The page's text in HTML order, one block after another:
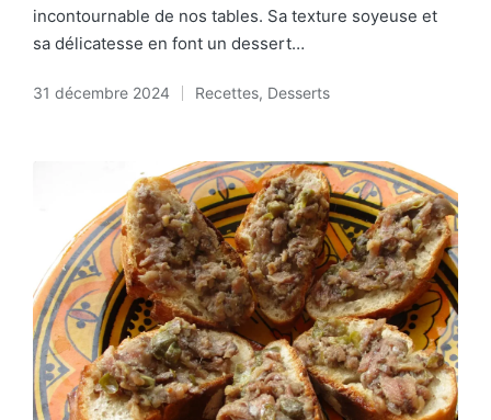
incontournable de nos tables. Sa texture soyeuse et
sa délicatesse en font un dessert…
31 décembre 2024
Posted
Recettes, Desserts